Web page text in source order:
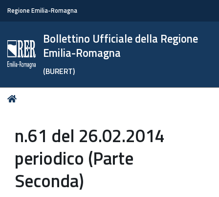
Regione Emilia-Romagna
Bollettino Ufficiale della Regione
Emilia-Romagna
(BURERT)
Tu
n.61 del 26.02.2014
periodico (Parte
Seconda)